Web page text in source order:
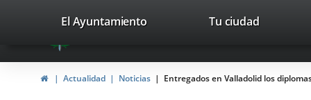
Portal
Web
del
avaTop
valladolid.es
El Ayuntamiento Tu ciudad
HomeActualidad Noticias Entregados en Valladolid los